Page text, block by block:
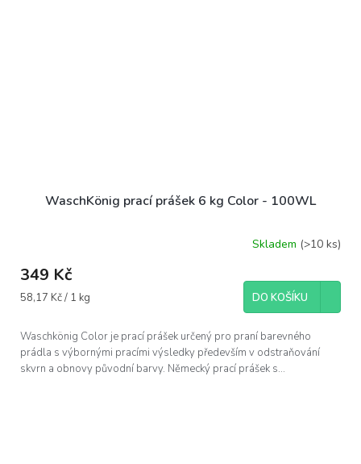
WaschKönig prací prášek 6 kg Color - 100WL
Skladem (>10 ks)
349 Kč
Měrná
58,17 Kč / 1 kg DO KOŠÍKU
Waschkönig Color je prací prášek určený pro praní barevného
prádla s výbornými pracími výsledky především v odstraňování
skvrn a obnovy původní barvy. Německý prací prášek s...